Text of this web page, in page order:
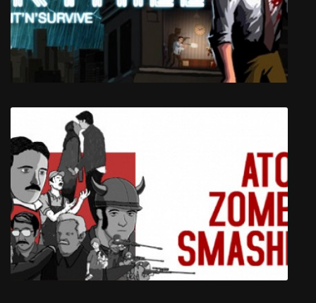
Remastered
Skyhill